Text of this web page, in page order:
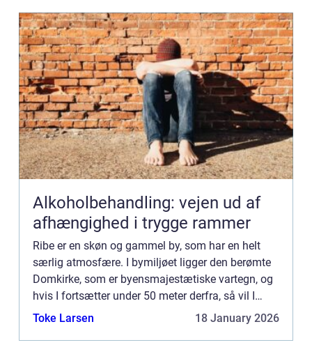
Alkoholbehandling: vejen ud af
afhængighed i trygge rammer
Ribe er en skøn og gammel by, som har en helt
særlig atmosfære. I bymiljøet ligger den berømte
Domkirke, som er byensmajestætiske vartegn, og
hvis I fortsætter under 50 meter derfra, så vil I
blive m...
Toke Larsen 18 January 2026